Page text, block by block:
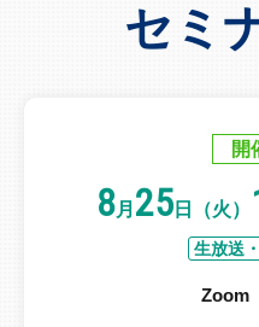
セミ
開
8月 25 日（火）
生放送
Zoom